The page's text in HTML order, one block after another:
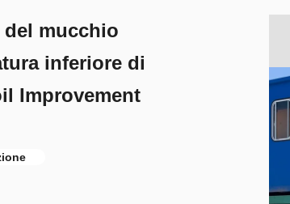
mucchio
inferiore di
Improvement